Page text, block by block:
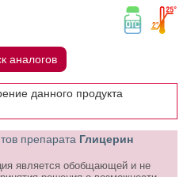
аналогов
данного продукта
препарата Глицерин
является обобщающей и не